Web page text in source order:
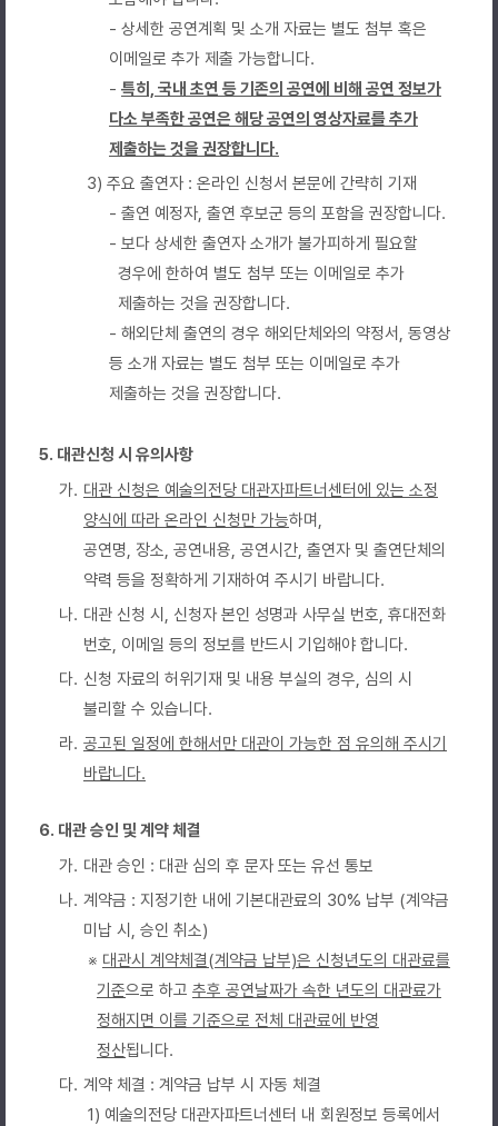
- 상세한 공연계획 및 소개 자료는 별도 첨부 혹은
이메일로 추가 제출 가능합니다.
- 특히, 국내 초연 등 기존의 공연에 비해 공연 정보가
다소 부족한 공연은 해당 공연의 영상자료를 추가
제출하는 것을 권장합니다.
3) 주요 출연자 : 온라인 신청서 본문에 간략히 기재
- 출연 예정자, 출연 후보군 등의 포함을 권장합니다.
- 보다 상세한 출연자 소개가 불가피하게 필요할
경우에 한하여 별도 첨부 또는 이메일로 추가
제출하는 것을 권장합니다.
- 해외단체 출연의 경우 해외단체와의 약정서, 동영상
등 소개 자료는 별도 첨부 또는 이메일로 추가
제출하는 것을 권장합니다.
5. 대관신청 시 유의사항
가. 대관 신청은 예술의전당 대관자파트너센터에 있는 소정
양식에 따라 온라인 신청만 가능하며,
공연명, 장소, 공연내용, 공연시간, 출연자 및 출연단체의
약력 등을 정확하게 기재하여 주시기 바랍니다.
나. 대관 신청 시, 신청자 본인 성명과 사무실 번호, 휴대전화
번호, 이메일 등의 정보를 반드시 기입해야 합니다.
다. 신청 자료의 허위기재 및 내용 부실의 경우, 심의 시
불리할 수 있습니다.
라. 공고된 일정에 한해서만 대관이 가능한 점 유의해 주시기
바랍니다.
6. 대관 승인 및 계약 체결
가. 대관 승인 : 대관 심의 후 문자 또는 유선 통보
나. 계약금 : 지정기한 내에 기본대관료의 30% 납부 (계약금
미납 시, 승인 취소)
※ 대관시 계약체결(계약금 납부)은 신청년도의 대관료를
기준으로 하고 추후 공연날짜가 속한 년도의 대관료가
정해지면 이를 기준으로 전체 대관료에 반영
정산됩니다.
다. 계약 체결 : 계약금 납부 시 자동 체결
1) 예술의전당 대관자파트너센터 내 회원정보 등록에서